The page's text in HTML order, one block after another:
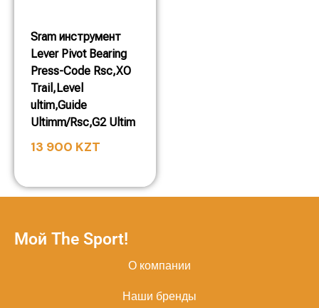
Sram инструмент
Lever Pivot Bearing
Press-Code Rsc,XO
Trail,Level
ultim,Guide
Ultimm/Rsc,G2 Ultim
13 900 KZT
Мой The Sport!
О компании
Наши бренды